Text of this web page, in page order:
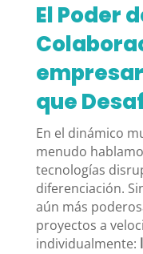
El Poder
que
En el dinámico
menudo
tecnologías
diferenciación.
aún más
proyectos a
individualmente: